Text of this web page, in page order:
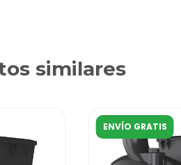
similares
ENVÍO GRATIS